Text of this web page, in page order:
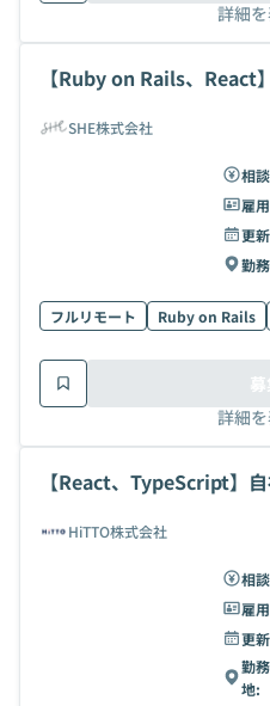
詳細
【Ruby on Rails、React
SHE株式会社
相
雇
更
勤
フルリモート Ruby on Rails
詳細
【React、TypeScript】
HiTTO株式会社
相
雇
更
勤務
地: